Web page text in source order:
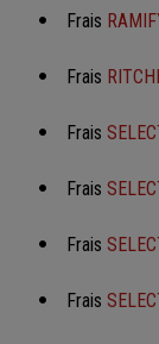
Frais
Frais
Frais
Frais
Frais
Frais